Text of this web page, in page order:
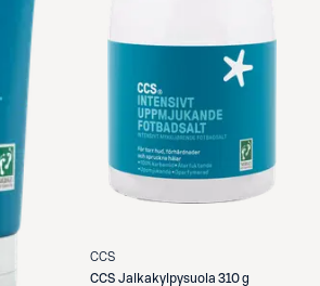
CCS
CCS Jalkakylpysuola 310 g